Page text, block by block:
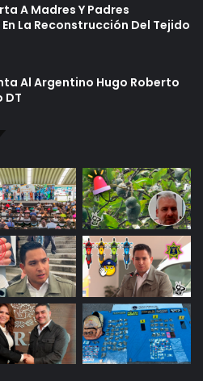
A Madres Y Padres
La Reconstrucción Del Tejido
Al Argentino Hugo Roberto
DT